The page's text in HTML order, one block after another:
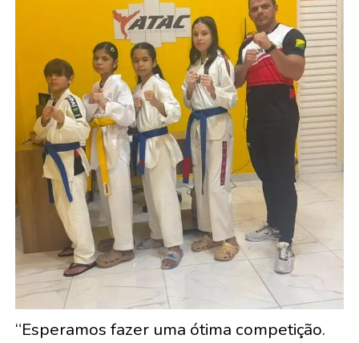
“Esperamos fazer uma ótima competição.